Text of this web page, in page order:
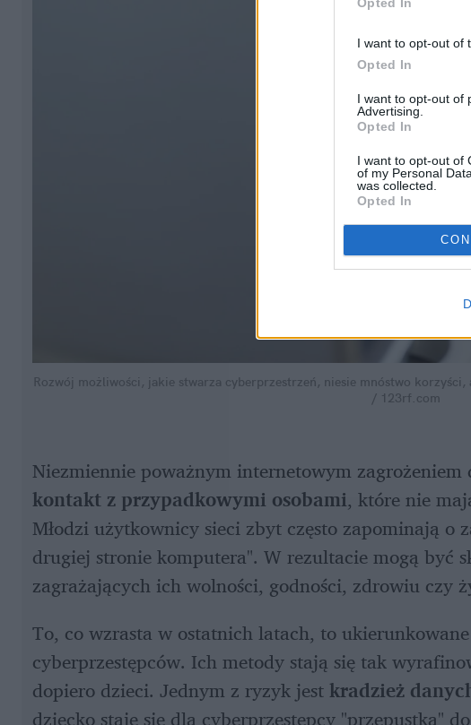
I want to opt-out of
Opted In
I want to opt-out of
Advertising.
Opted In
I want to opt-out of
of my Personal
was collected.
Opted In
Rozwój możliwości, jakie stwarza cyberprzestrzeń, niesie mnóstwo
/ 123rf.com
kontakt z przypadkowymi osobami, które nie
Młodzi użytkownicy sieci zbyt często zapominają o
drugiej stronie komputera". W rezultacie mogą być
zagrażających ich wolności, godności, zdrowiu czy
To, co wzrasta w ostatnich latach, to
cyberprzestępców. Ich metody stają się tak
dopiero dzieci. Jednym z ryzyk jest kradzież
dziecko staje się dla cyberprzestępcy "przepustką"